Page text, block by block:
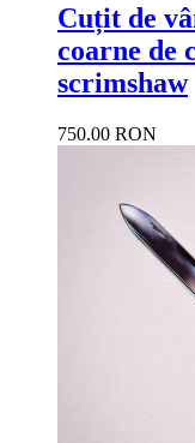
Cuțit de
coarne de
scrimshaw
750.00 RON